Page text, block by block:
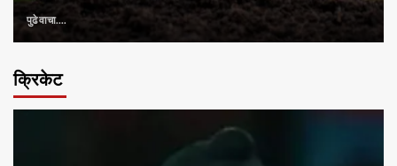
पुढे वाचा....
क्रिकेट